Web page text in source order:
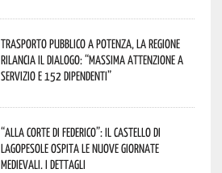
Trasporto pubblico a Potenza, la Regione
rilancia il dialogo: “Massima attenzione a
servizio e 152 dipendenti”
“Alla corte di Federico”: il Castello di
Lagopesole ospita le nuove Giornate
Medievali. I dettagli